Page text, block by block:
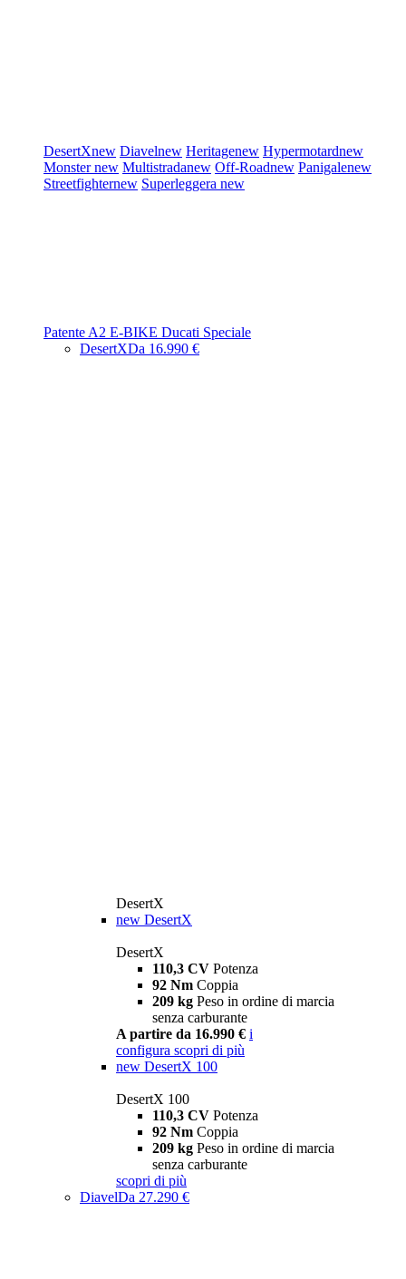
DesertXnew Diavelnew Heritagenew Hypermotardnew
Monsternew Multistradanew Off-Roadnew Panigalenew
Streetfighternew Superleggera new
Patente A2 E-BIKE Ducati Speciale
DesertXDa 16.990 €
DesertX
new DesertX
DesertX
110,3 CV Potenza
92 Nm Coppia
209 kg Peso in ordine di marcia
senza carburante
A partire da 16.990 € i
configura scopri di più
new DesertX 100
DesertX 100
110,3 CV Potenza
92 Nm Coppia
209 kg Peso in ordine di marcia
senza carburante
scopri di più
DiavelDa 27.290 €